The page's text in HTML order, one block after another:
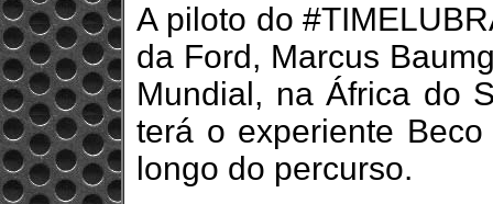
A piloto do
da Ford, Marcus
Mundial, na África do
terá o experiente
longo do percurso.